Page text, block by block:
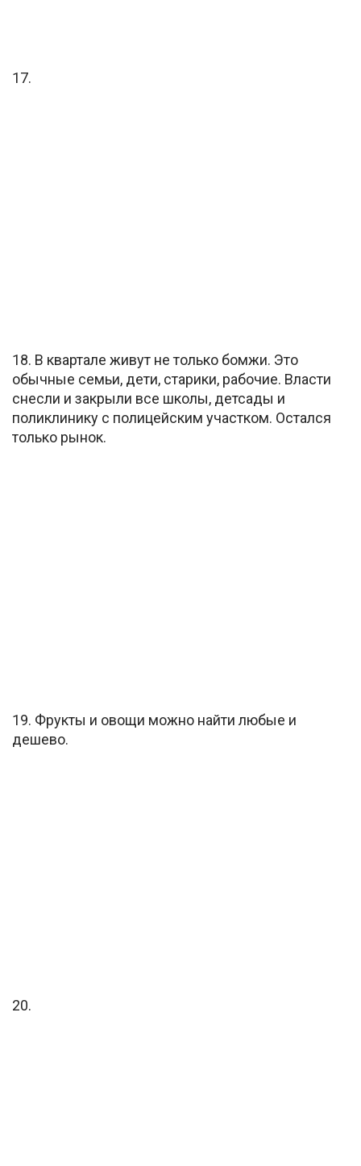
17.
18. В квартале живут не только бомжи. Это
обычные семьи, дети, старики, рабочие. Власти
снесли и закрыли все школы, детсады и
поликлинику с полицейским участком. Остался
только рынок.
19. Фрукты и овощи можно найти любые и
дешево.
20.